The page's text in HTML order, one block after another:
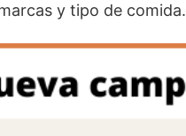
y tipo de comida.